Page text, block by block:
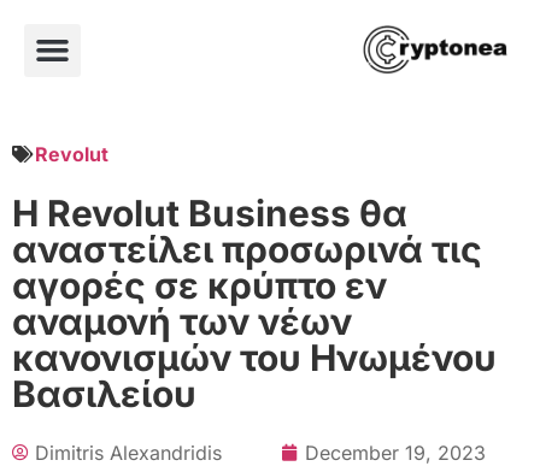
Revolut
Η Revolut Business θα
αναστείλει προσωρινά τις
αγορές σε κρύπτο εν
αναμονή των νέων
κανονισμών του Ηνωμένου
Βασιλείου
Dimitris Alexandridis
December 19, 2023